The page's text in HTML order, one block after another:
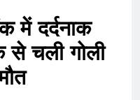
में दर्दनाक
से चली गोली